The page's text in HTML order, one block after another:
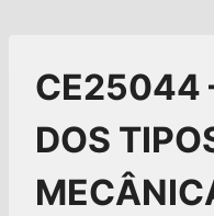
CE25044
DOS